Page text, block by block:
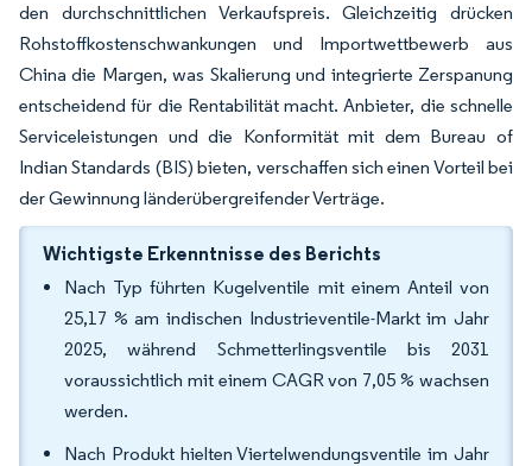
den durchschnittlichen Verkaufspreis. Gleichzeitig drücken
Rohstoffkostenschwankungen und Importwettbewerb aus
China die Margen, was Skalierung und integrierte Zerspanung
entscheidend für die Rentabilität macht. Anbieter, die schnelle
Serviceleistungen und die Konformität mit dem Bureau of
Indian Standards (BIS) bieten, verschaffen sich einen Vorteil bei
der Gewinnung länderübergreifender Verträge.
Wichtigste Erkenntnisse des Berichts
Nach Typ führten Kugelventile mit einem Anteil von
25,17 % am indischen Industrieventile-Markt im Jahr
2025, während Schmetterlingsventile bis 2031
voraussichtlich mit einem CAGR von 7,05 % wachsen
werden.
Nach Produkt hielten Viertelwendungsventile im Jahr